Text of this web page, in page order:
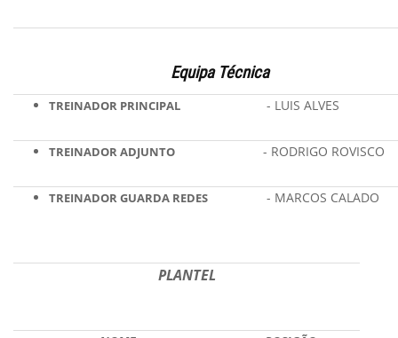
Equipa Técnica
TREINADOR PRINCIPAL - LUIS ALVES
TREINADOR ADJUNTO - RODRIGO ROVISCO
TREINADOR GUARDA REDES - MARCOS CALADO
PLANTEL